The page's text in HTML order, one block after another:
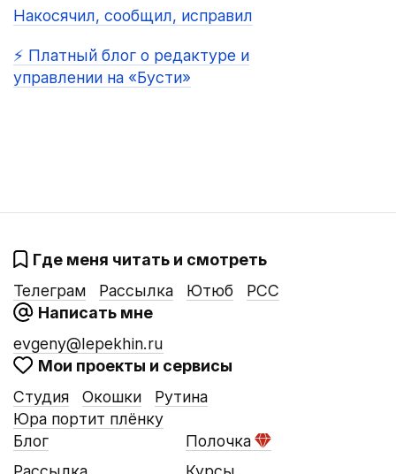
Накосячил, сообщил, исправил
⚡️ Платный блог о редактуре и
управлении на «Бусти»
Где меня читать и смотреть
Телеграм
Рассылка Ютюб
РСС
Написать мне
evgeny@lepekhin.ru
Мои проекты и сервисы
Студия
Окошки
Юра портит плёнку
Рутина
Блог
Полочка